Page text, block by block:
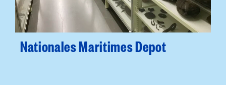
Nationales Maritimes Depot